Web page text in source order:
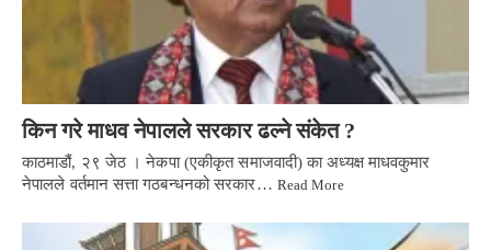
किन गरे माधव नेपालले सरकार ढल्ने संकेत ?
काठमाडौं, २९ जेठ । नेकपा (एकीकृत समाजवादी) का अध्यक्ष माधवकुमार
नेपालले वर्तमान सत्ता गठबन्धनको सरकार… Read More